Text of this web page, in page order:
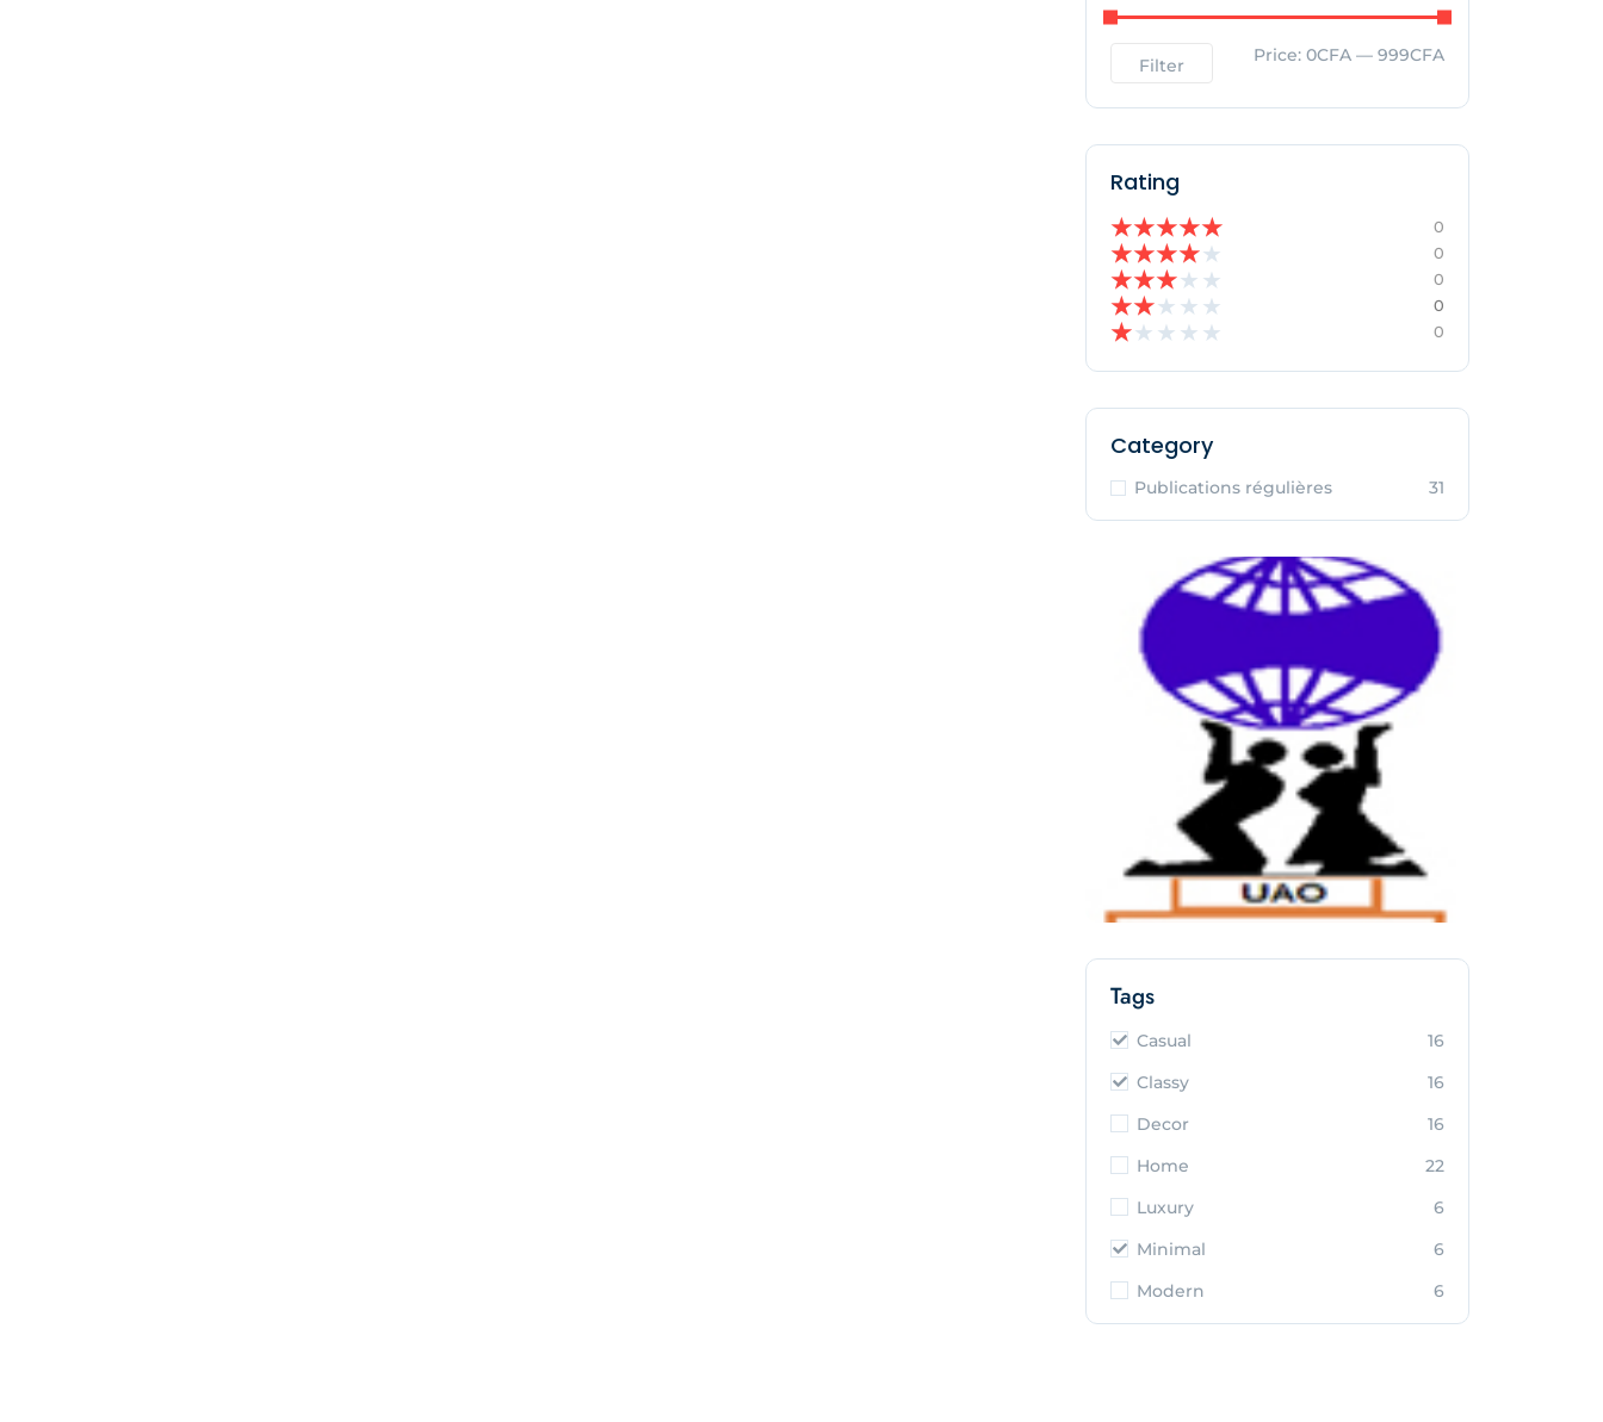
Filter Price: 0CFA — 999CFA
Rating
★★★★★ 0
★★★★★ 0
★★★★ ★ 0
★★★ ★ ★ 0
★★ ★ ★ ★ 0
Category
Publications régulières 31
Tags
Casual
16
Classy
16
Decor
16
Home
22
Luxury
6
Minimal
6
Modern
6